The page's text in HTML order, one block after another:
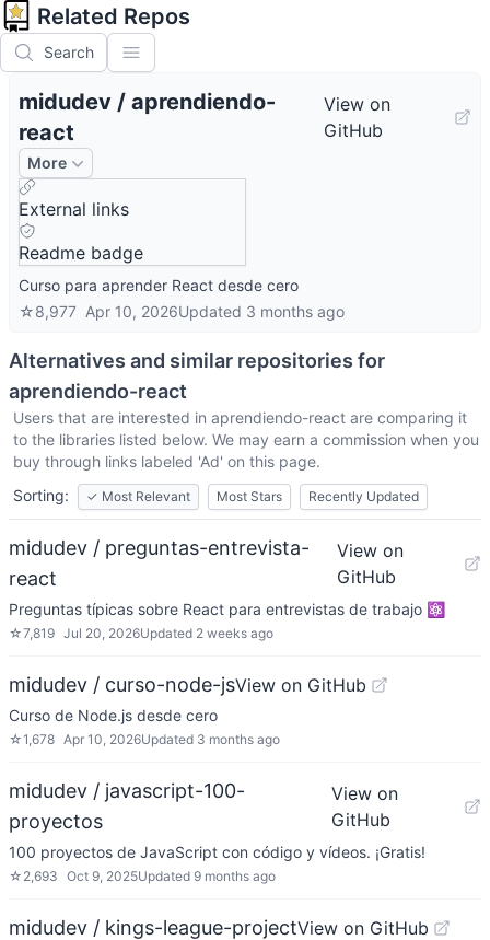
Related Repos
Search
midudev / aprendiendo-
react
View on
GitHub
More
External links
Readme badge
Curso para aprender React desde cero
☆8,977 Apr 10, 2026Updated 3 months ago
Alternatives and similar repositories for
aprendiendo-react
Users that are interested in aprendiendo-react are comparing it
to the libraries listed below. We may earn a commission when you
buy through links labeled 'Ad' on this page.
Sorting:
✓ Most Relevant Most Stars Recently Updated
midudev / preguntas-entrevista-
react
View on
GitHub
Preguntas típicas sobre React para entrevistas de trabajo ⚛️
☆7,819 Jul 20, 2026Updated 2 weeks ago
midudev / curso-node-jsView on GitHub
Curso de Node.js desde cero
☆1,678 Apr 10, 2026Updated 3 months ago
midudev / javascript-100-
proyectos
View on
GitHub
100 proyectos de JavaScript con código y vídeos. ¡Gratis!
☆ 2,693 Oct 9, 2025Updated 9 months ago
midudev / kings-league-projectView on GitHub